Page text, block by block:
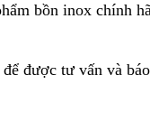
bồn inox chính
để được tư vấn và